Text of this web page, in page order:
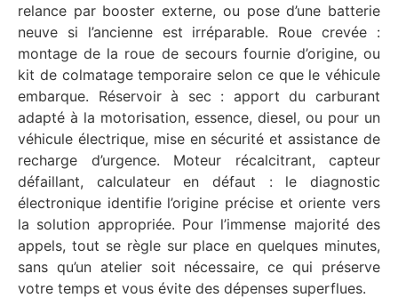
relance par booster externe, ou pose d’une batterie
neuve si l’ancienne est irréparable. Roue crevée :
montage de la roue de secours fournie d’origine, ou
kit de colmatage temporaire selon ce que le véhicule
embarque. Réservoir à sec : apport du carburant
adapté à la motorisation, essence, diesel, ou pour un
véhicule électrique, mise en sécurité et assistance de
recharge d’urgence. Moteur récalcitrant, capteur
défaillant, calculateur en défaut : le diagnostic
électronique identifie l’origine précise et oriente vers
la solution appropriée. Pour l’immense majorité des
appels, tout se règle sur place en quelques minutes,
sans qu’un atelier soit nécessaire, ce qui préserve
votre temps et vous évite des dépenses superflues.